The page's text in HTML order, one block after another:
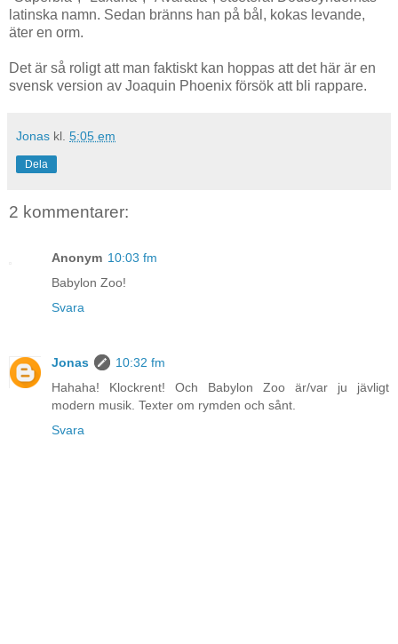
latinska namn. Sedan bränns han på bål, kokas levande,
äter en orm.
Det är så roligt att man faktiskt kan hoppas att det här är en
svensk version av Joaquin Phoenix försök att bli rappare.
Jonas kl. 5:05 em
Dela
2 kommentarer:
Anonym 10:03 fm
Babylon Zoo!
Svara
Jonas
10:32 fm
Hahaha! Klockrent! Och Babylon Zoo är/var ju jävligt
modern musik. Texter om rymden och sånt.
Svara